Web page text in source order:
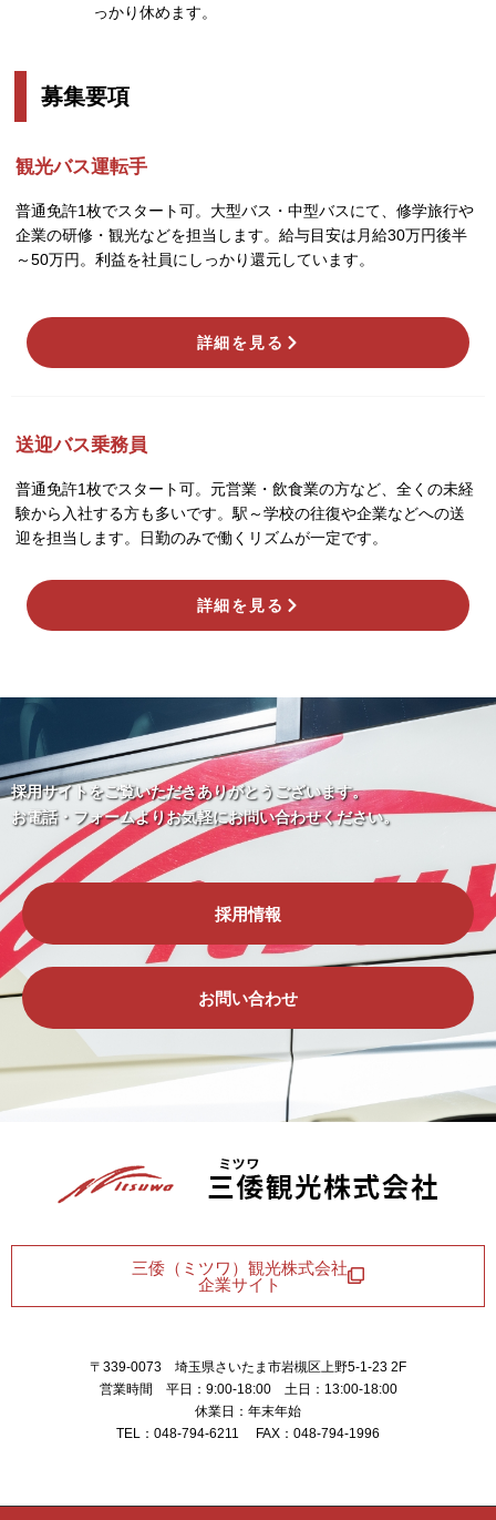
っかり休めます。
募集要項
観光バス運転手
普通免許1枚でスタート可。大型バス・中型バスにて、修学旅行や
企業の研修・観光などを担当します。給与目安は月給30万円後半
～50万円。利益を社員にしっかり還元しています。
詳細を見る
送迎バス乗務員
普通免許1枚でスタート可。元営業・飲食業の方など、全くの未経
験から入社する方も多いです。駅～学校の往復や企業などへの送
迎を担当します。日勤のみで働くリズムが一定です。
詳細を見る
採用サイトをご覧いただきありがとうございます。
お電話・フォームよりお気軽にお問い合わせください。
採用情報
お問い合わせ
三倭（ミツワ）観光株式会社
企業サイト
〒339-0073 埼玉県さいたま市岩槻区上野5-1-23 2F
営業時間 平日：9:00-18:00 土日：13:00-18:00
休業日：年末年始
TEL：048-794-6211 FAX：048-794-1996